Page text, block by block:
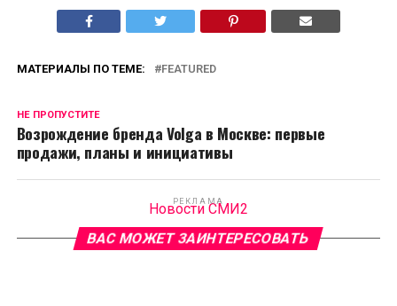
МАТЕРИАЛЫ ПО ТЕМЕ: FEATURED
НЕ ПРОПУСТИТЕ
Возрождение бренда Volga в Москве: первые
продажи, планы и инициативы
РЕКЛАМА
Новости СМИ2
ВАС МОЖЕТ ЗАИНТЕРЕСОВАТЬ